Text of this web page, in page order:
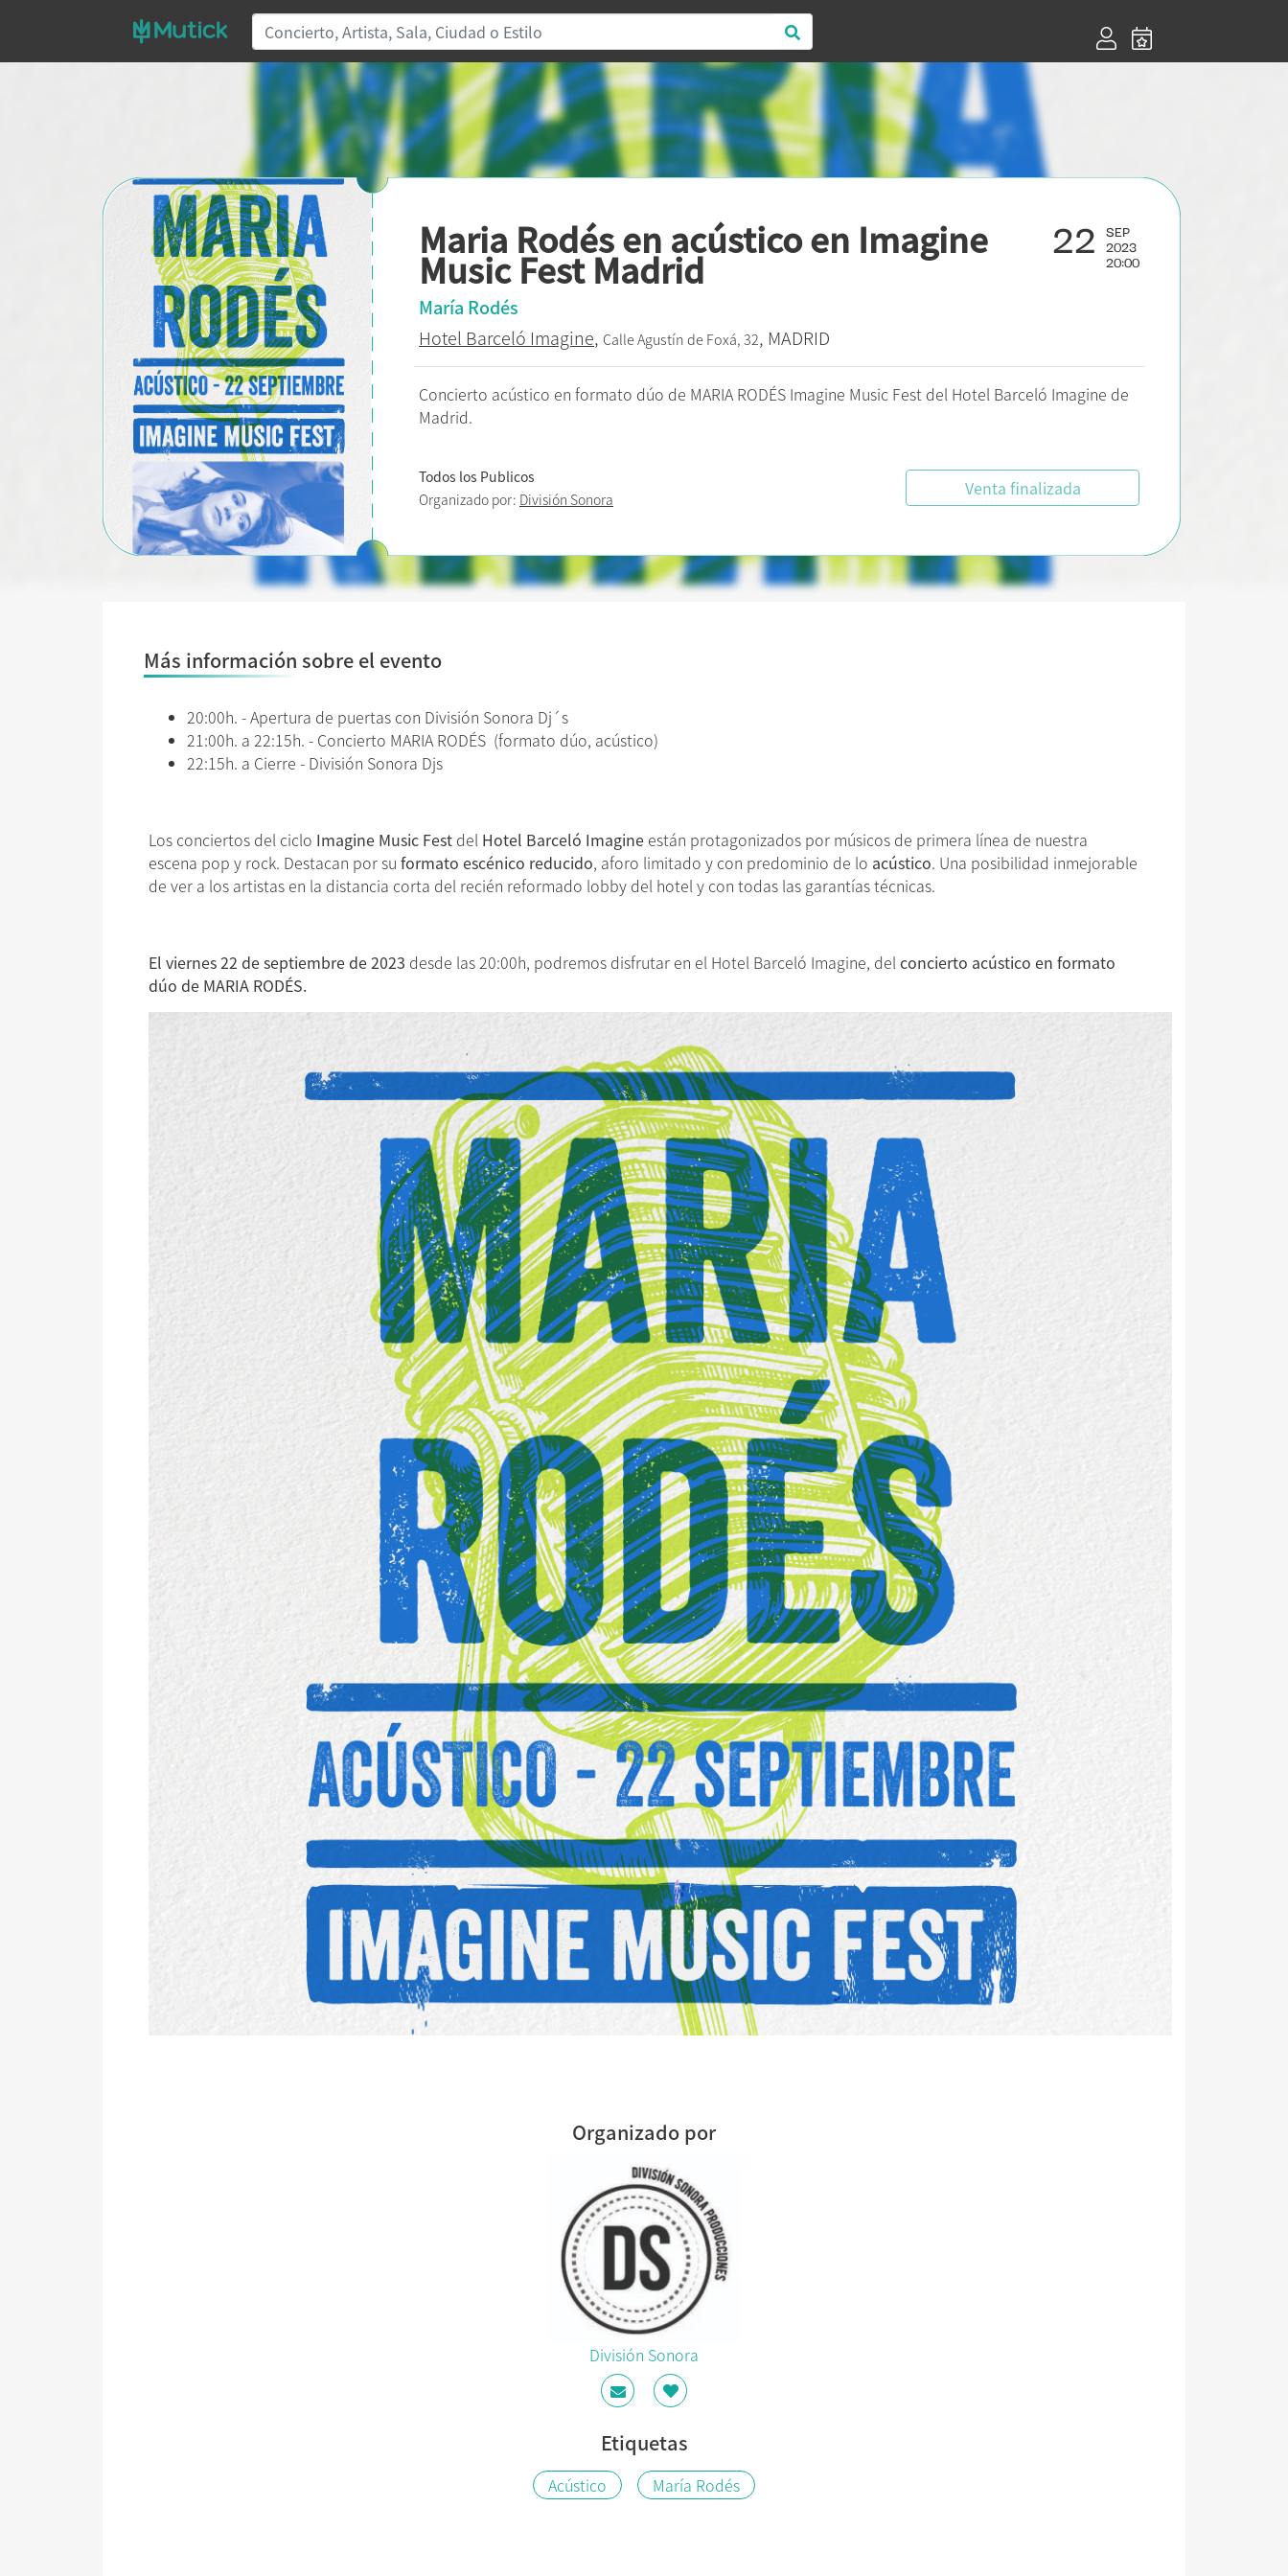
Maria Rodés en acústico en Imagine
Music Fest Madrid
22 SEP
2023
20:00
María Rodés
Hotel Barceló Imagine, Calle Agustín de Foxá, 32, MADRID
Concierto acústico en formato dúo de MARIA RODÉS Imagine Music Fest del Hotel Barceló Imagine de
Madrid.
Todos los Publicos
Organizado por: División Sonora Venta finalizada
Más información sobre el evento
20:00h. - Apertura de puertas con División Sonora Dj´s
21:00h. a 22:15h. - Concierto MARIA RODÉS (formato dúo, acústico)
22:15h. a Cierre - División Sonora Djs
Los conciertos del ciclo Imagine Music Fest del Hotel Barceló Imagine están protagonizados por músicos de primera línea de nuestra
escena pop y rock. Destacan por su formato escénico reducido, aforo limitado y con predominio de lo acústico. Una posibilidad inmejorable
de ver a los artistas en la distancia corta del recién reformado lobby del hotel y con todas las garantías técnicas.
El viernes 22 de septiembre de 2023 desde las 20:00h, podremos disfrutar en el Hotel Barceló Imagine, delconcierto acústico en formato
dúo de MARIA RODÉS.
Organizado por
División Sonora
Etiquetas
Acústico María Rodés